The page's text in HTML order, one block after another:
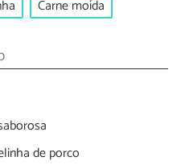
Carne moída
de porco